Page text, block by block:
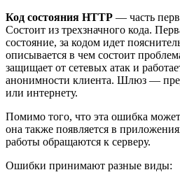
Код состояния HTTP — часть
Состоит из трехзначного кода.
состояние, за кодом идет
описывается в чем состоит
защищает от сетевых атак и
анонимности клиента. Шлюз —
или интернету.
Помимо того, что эта ошибка может
она также появляется в
работы обращаются к серверу.
Ошибки принимают разные виды: